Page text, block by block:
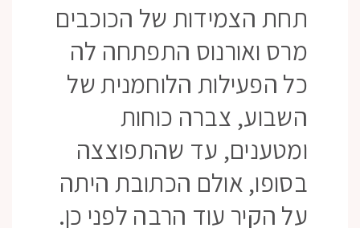
תחת הצמידות של הכוכבים
מרס ואורנוס התפתחה לה
כל הפעילות הלוחמנית של
השבוע, צברה כוחות
ומטענים, עד שהתפוצצה
בסופו, אולם הכתובת היתה
על הקיר עוד הרבה לפני כן.